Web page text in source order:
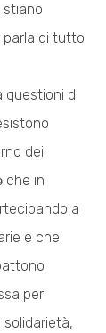
stiano
parla di tutto
questioni di
dei
che in
a
e che
per